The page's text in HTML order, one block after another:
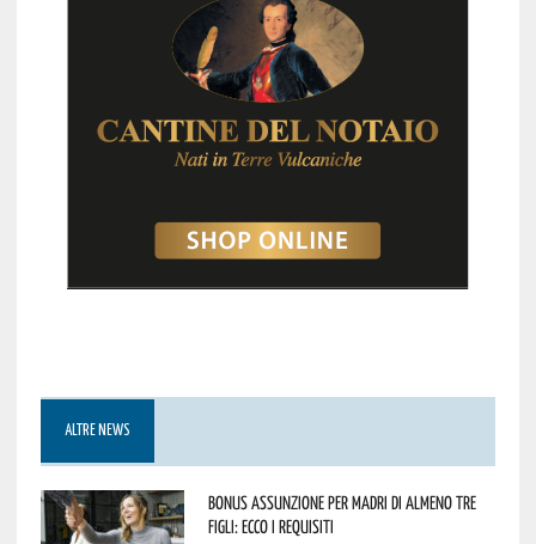
ALTRE NEWS
Bonus assunzione per madri di almeno tre
figli: ecco i requisiti